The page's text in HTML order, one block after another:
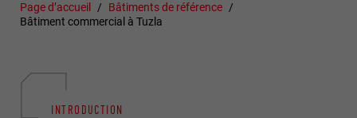
Page d’accueil
Bâtiments de référence
Bâtiment commercial à Tuzla
INTRODUCTION